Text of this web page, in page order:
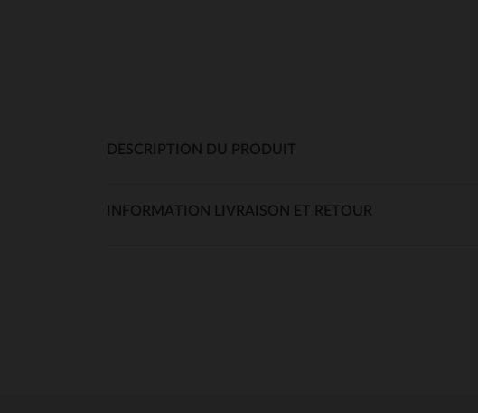
DESCRIPTION DU PRODUIT
INFORMATION LIVRAISON ET RETOUR